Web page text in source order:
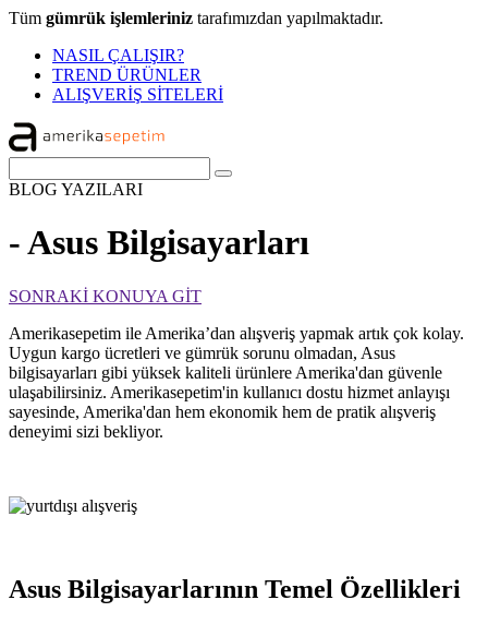
Tüm gümrük işlemleriniz tarafımızdan yapılmaktadır.
NASIL ÇALIŞIR?
TREND ÜRÜNLER
ALIŞVERİŞ SİTELERİ
BLOG YAZILARI
- Asus Bilgisayarları
SONRAKİ KONUYA GİT
Amerikasepetim ile Amerika’dan alışveriş yapmak artık çok kolay.
Uygun kargo ücretleri ve gümrük sorunu olmadan, Asus
bilgisayarları gibi yüksek kaliteli ürünlere Amerika'dan güvenle
ulaşabilirsiniz. Amerikasepetim'in kullanıcı dostu hizmet anlayışı
sayesinde, Amerika'dan hem ekonomik hem de pratik alışveriş
deneyimi sizi bekliyor.
Asus Bilgisayarlarının Temel Özellikleri